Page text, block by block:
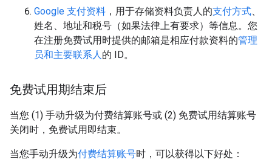
Google 支付资料 ，用于存储资料负责人的支付方式、
姓名、地址和税号（如果法律上有要求）等信息。您
在注册免费试用时提供的邮箱是相应付款资料的管理
员和主要联系人的 ID。
免费试用期结束后
当您 (1) 手动升级为付费结算账号或 (2) 免费试用结算账号
关闭时，免费试用即结束。
当您手动升级为付费结算账号时，可以获得以下好处：